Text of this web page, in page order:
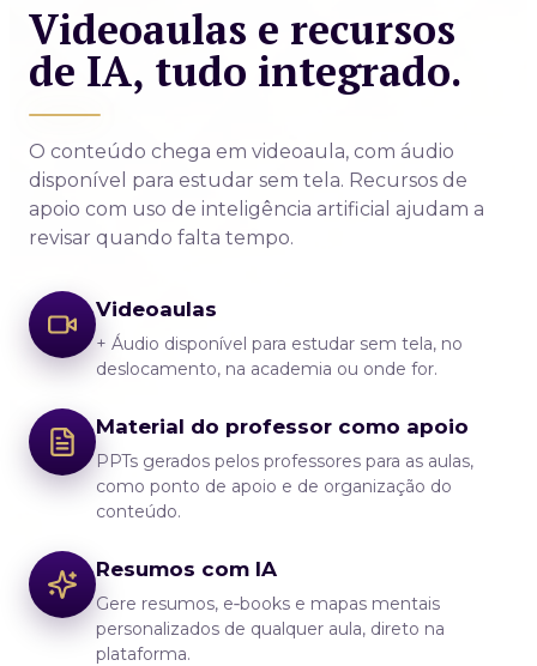
Videoaulas e recursos
de IA, tudo integrado.
O conteúdo chega em videoaula, com áudio
disponível para estudar sem tela. Recursos de
apoio com uso de inteligência artificial ajudam a
revisar quando falta tempo.
Videoaulas
+ Áudio disponível para estudar sem tela, no
deslocamento, na academia ou onde for.
Material do professor como apoio
PPTs gerados pelos professores para as aulas,
como ponto de apoio e de organização do
conteúdo.
Resumos com IA
Gere resumos, e‑books e mapas mentais
personalizados de qualquer aula, direto na
plataforma.